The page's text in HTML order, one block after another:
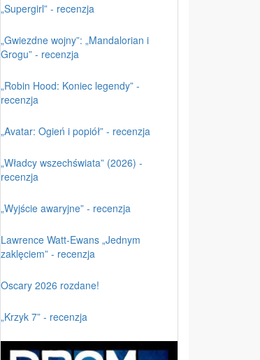
„Supergirl” - recenzja
„Gwiezdne wojny”: „Mandalorian i
Grogu” - recenzja
„Robin Hood: Koniec legendy” -
recenzja
„Avatar: Ogień i popiół” - recenzja
„Władcy wszechświata” (2026) -
recenzja
„Wyjście awaryjne” - recenzja
Lawrence Watt-Ewans „Jednym
zaklęciem” - recenzja
Oscary 2026 rozdane!
„Krzyk 7” - recenzja